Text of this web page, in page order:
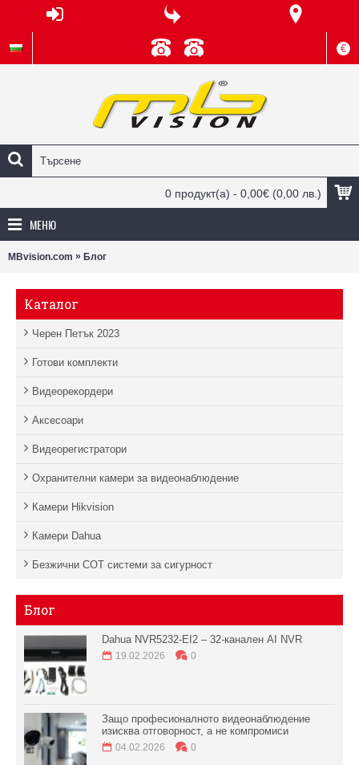
€
0 продукт(а) - 0,00€ (0,00 лв.)
МЕНЮ
MBvision.com » Блог
Каталог
Черен Петък 2023
Готови комплекти
Видеорекордери
Аксесоари
Видеорегистратори
Охранителни камери за видеонаблюдение
Камери Hikvision
Камери Dahua
Безжични СОТ системи за сигурност
Блог
Dahua NVR5232-EI2 – 32-канален AI NVR
19.02.2026 0
Защо професионалното видеонаблюдение
изисква отговорност, а не компромиси
04.02.2026 0